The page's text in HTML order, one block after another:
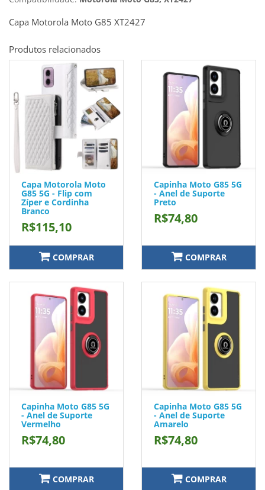
Capa Motorola Moto G85 XT2427
Produtos relacionados
Capa Motorola Moto
G85 5G - Flip com
Zíper e Cordinha
Branco
R$115,10
COMPRAR
Capinha Moto G85 5G
- Anel de Suporte
Preto
R$74,80
COMPRAR
Capinha Moto G85 5G
- Anel de Suporte
Vermelho
R$74,80
COMPRAR
Capinha Moto G85 5G
- Anel de Suporte
Amarelo
R$74,80
COMPRAR